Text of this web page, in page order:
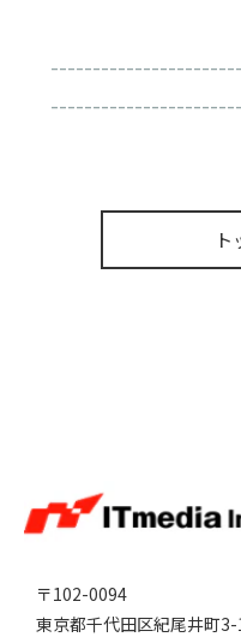
〒102-0094
東京都千代田区紀尾井町3-